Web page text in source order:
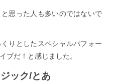
思った人も多いのではないで
りとしたスペシャルパフォー
ブだ！と感じました。
ック/とあ